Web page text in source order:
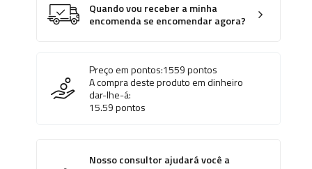
Quando vou receber a minha
encomenda se encomendar agora?
Preço em pontos:1559pontos
A compra deste produto em dinheiro
dar-lhe-á:
15.59pontos
Nosso consultor ajudará você a